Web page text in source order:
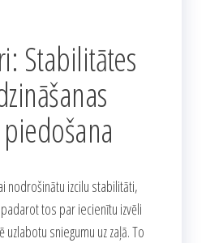
Stabilitātes
nodrošinātu izcilu stabilitāti,
tos par iecienītu izvēli
sniegumu uz zaļā. To